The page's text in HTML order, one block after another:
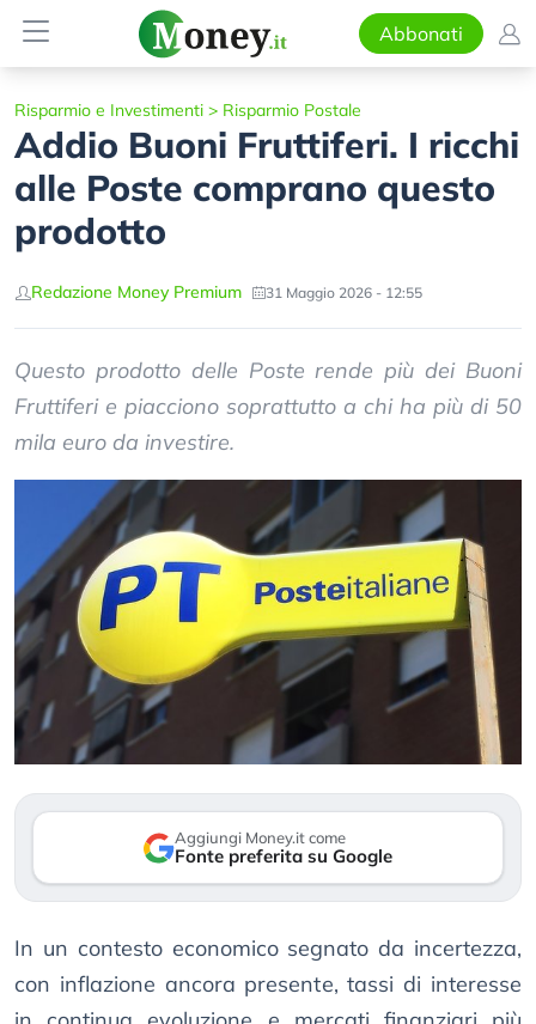
Abbonati
Risparmio e Investimenti > Risparmio Postale
Addio Buoni Fruttiferi. I ricchi
alle Poste comprano questo
prodotto
Redazione Money Premium 31 Maggio 2026 - 12:55
Questo prodotto delle Poste rende più dei Buoni
Fruttiferi e piacciono soprattutto a chi ha più di 50
mila euro da investire.
Aggiungi Money.it come
Fonte preferita su Google
In un contesto economico segnato da incertezza,
con inflazione ancora presente, tassi di interesse